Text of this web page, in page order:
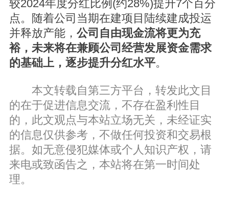
较2024年度分红比例(约28%)提升7个百分
点。随着公司当期在建项目陆续建成投运
并释放产能， 公司自由现金流将更为充
裕，未来将在兼顾公司经营发展资金需求
的基础上，逐步提升分红水平。
本文转载自第三方平台，转发此文目
的在于促进信息交流，不存在盈利性目
的，此文观点与本站立场无关，未经证实
的信息仅供参考，不做任何投资和交易根
据。如无意侵犯媒体或个人知识产权，请
来电或致函告之，本站将在第一时间处
理。